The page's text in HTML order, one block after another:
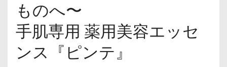
ものへ〜
手肌専用 薬用美容エッセ
ンス『ピンテ』